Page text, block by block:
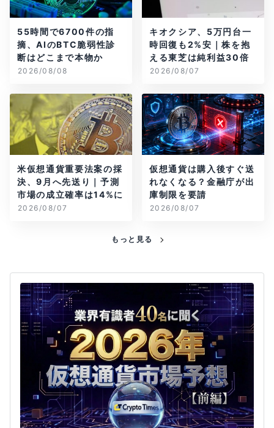
55時間で6700件の指
摘、AIのBTC脆弱性診
断はどこまで本物か
2026/08/08
キオクシア、5万円台一
時回復も2%安｜株を抱
える東芝は純利益30倍
2026/08/07
米仮想通貨重要法案の採
決、9月へ先送り｜予測
市場の成立確率は14%に
2026/08/07
仮想通貨は購入後すぐ送
れなくなる？金融庁が出
庫制限を要請
2026/08/07
もっと見る